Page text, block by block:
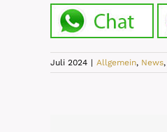
Juli 2024 | Allgemein, News,